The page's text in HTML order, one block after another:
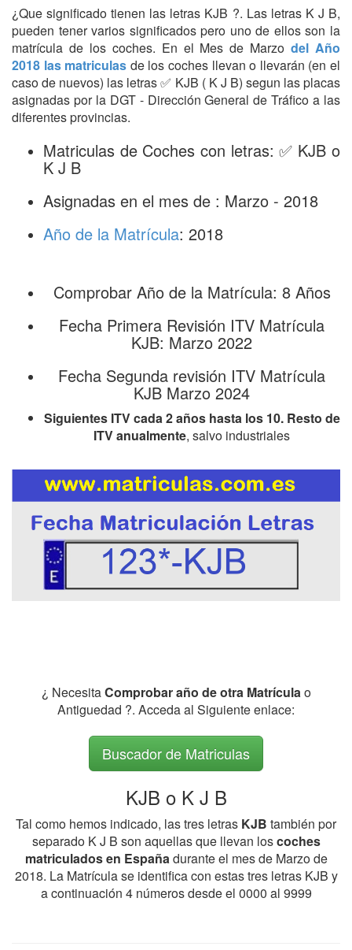
¿Que significado tienen las letras KJB ?. Las letras K J B,
pueden tener varios significados pero uno de ellos son la
matrícula de los coches. En el Mes de Marzodel Año
2018 las matriculas de los coches llevan o llevarán (en el
caso de nuevos) las letras ✅ KJB ( K J B) segun las placas
asignadas por la DGT - Dirección General de Tráfico a las
diferentes provincias.
Matriculas de Coches con letras: ✅ KJB o
K J B
Asignadas en el mes de : Marzo - 2018
Año de la Matrícula: 2018
Comprobar Año de la Matrícula: 8 Años
Fecha Primera Revisión ITV Matrícula
KJB: Marzo 2022
Fecha Segunda revisión ITV Matrícula
KJB Marzo 2024
Siguientes ITV cada 2 años hasta los 10. Resto de
ITV anualmente, salvo industriales
¿ NecesitaComprobar año de otra Matrículao
Antiguedad ?. Acceda al Siguiente enlace:
Buscador de Matriculas
KJB o K J B
Tal como hemos indicado, las tres letras KJB también por
separado K J B son aquellas que llevan loscoches
matriculados en Españadurante el mes de Marzo de
2018. La Matrícula se identifica con estas tres letras KJB y
a continuación 4 números desde el 0000 al 9999